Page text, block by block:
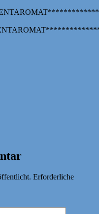
Erforderliche